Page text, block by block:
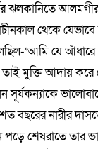
ঝলকানিতে
থেকে
‘আমি যে
তাই মুক্তি আদায়
সূর্যকন্যাকে
বছরের নারীর
শেষরাতে তার